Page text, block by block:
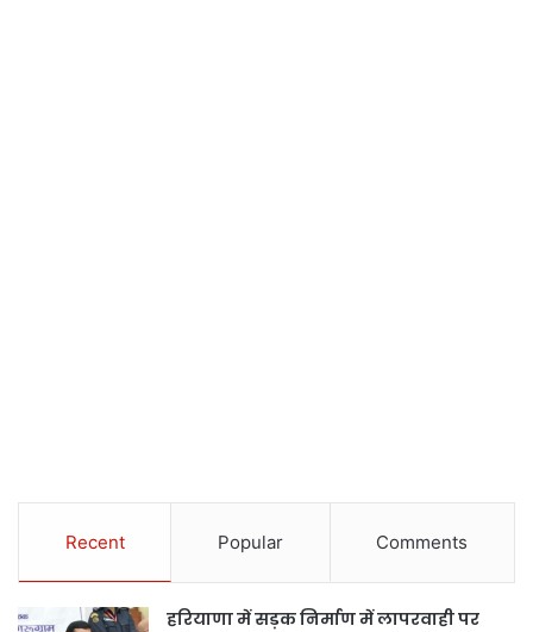
Recent Popular Comments
हरियाणा में सड़क निर्माण में लापरवाही पर